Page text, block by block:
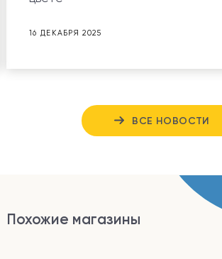
16 ДЕКАБРЯ 2025
ВСЕ НОВОСТИ
Похожие магазины